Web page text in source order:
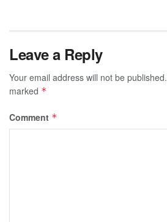
Leave a Reply
Your email address will not be published.
marked *
Comment *